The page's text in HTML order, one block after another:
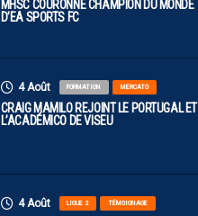
MHSC COURONNÉ CHAMPION DU MONDE
D’EA SPORTS FC
4 Août FORMATION MERCATO
CRAIG MAMILO REJOINT LE PORTUGAL ET
L’ACADÉMICO DE VISEU
4 Août LIGUE 2 TÉMOIGNAGE